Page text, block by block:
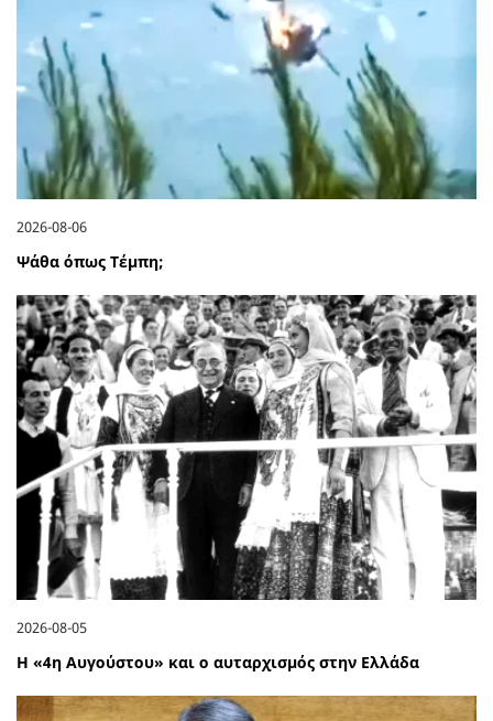
2026-08-06
Ψάθα όπως Τέμπη;
2026-08-05
Η «4η Αυγούστου» και ο αυταρχισμός στην Ελλάδα